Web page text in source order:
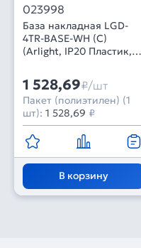
023998
База накладная LGD-
4TR-BASE-WH (C)
(Arlight, IP20 Пластик, 3
1 528,69₽/шт
Пакет (полиэтилен) (1
шт): 1 528,69 ₽
В корзину